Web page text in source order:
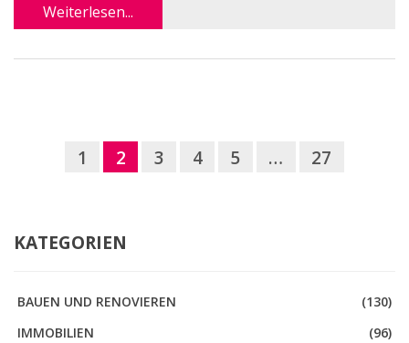
Weiterlesen...
1 2 3 4 5 … 27
KATEGORIEN
BAUEN UND RENOVIEREN
(130)
IMMOBILIEN
(96)